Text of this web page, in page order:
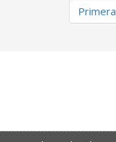
Primera